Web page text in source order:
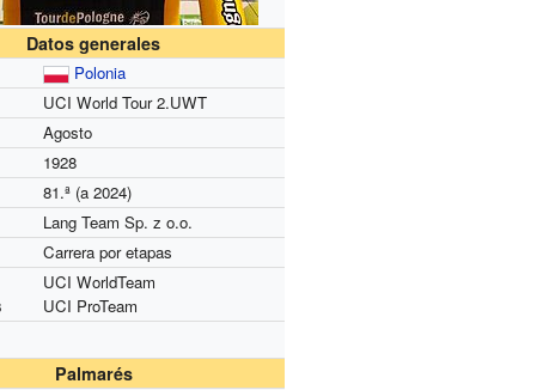
Datos generales
Polonia
UCI World Tour 2.UWT
Agosto
1928
81.ª (a 2024)
Lang Team Sp. z o.o.
Carrera por etapas
UCI WorldTeam
UCI ProTeam
Palmarés